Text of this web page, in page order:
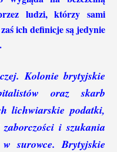
ludzi, którzy sami
ich definicje są jedynie
Kolonie brytyjskie
oraz skarb
lichwiarskie podatki,
i szukania
surowce. Brytyjskie